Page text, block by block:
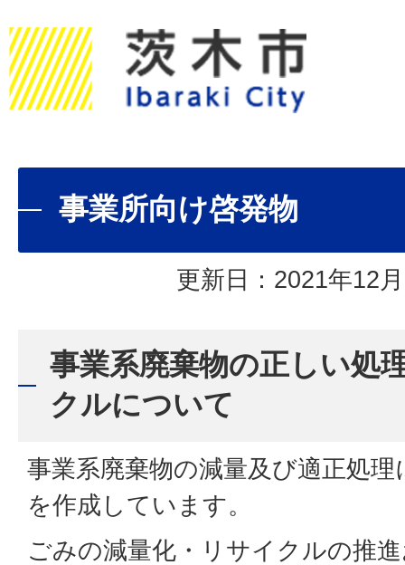
事業所向け啓発物
更新日：2021年12
事業系廃棄物の正しい処
クルについて
事業系廃棄物の減量及び適正処
を作成しています。
ごみの減量化・リサイクルの推